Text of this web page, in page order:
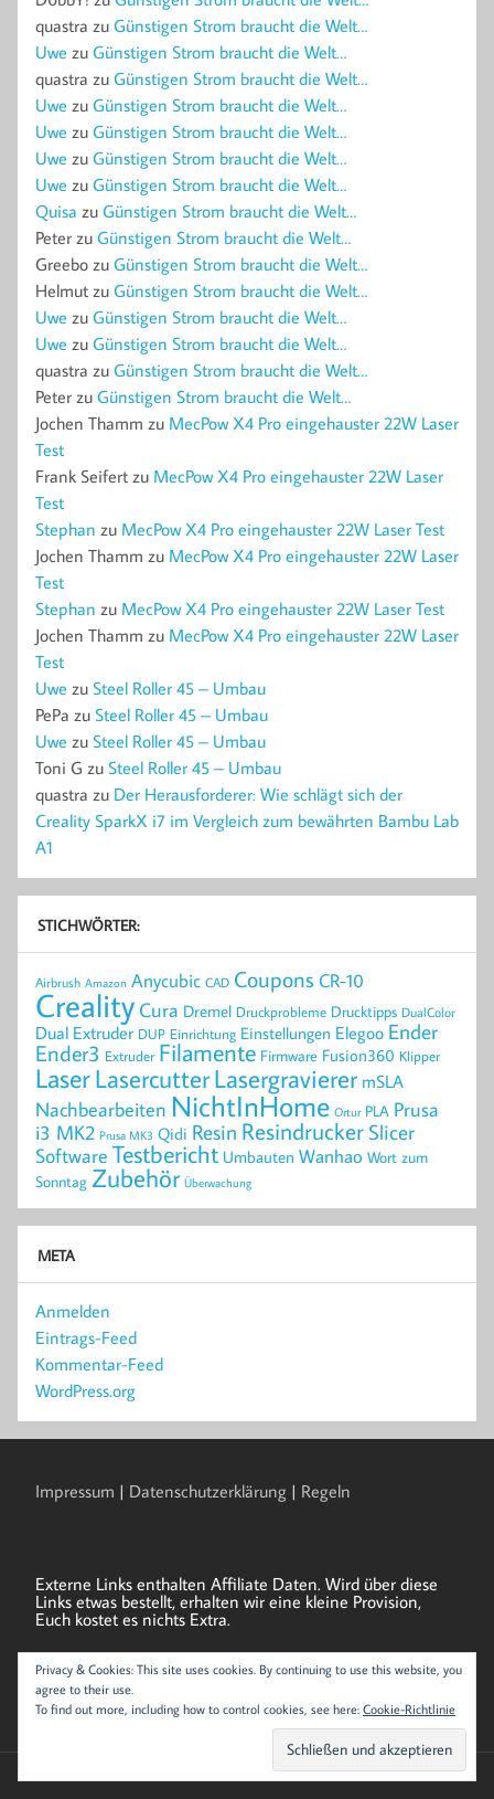
quastra zu Günstigen Strom braucht die Welt…
Uwe zu Günstigen Strom braucht die Welt…
quastra zu Günstigen Strom braucht die Welt…
Uwe zu Günstigen Strom braucht die Welt…
Uwe zu Günstigen Strom braucht die Welt…
Uwe zu Günstigen Strom braucht die Welt…
Uwe zu Günstigen Strom braucht die Welt…
Quisa zu Günstigen Strom braucht die Welt…
Peter zu Günstigen Strom braucht die Welt…
Greebo zu Günstigen Strom braucht die Welt…
Helmut zu Günstigen Strom braucht die Welt…
Uwe zu Günstigen Strom braucht die Welt…
Uwe zu Günstigen Strom braucht die Welt…
quastra zu Günstigen Strom braucht die Welt…
Peter zu Günstigen Strom braucht die Welt…
Jochen Thamm zu MecPow X4 Pro eingehauster 22W Laser
Test
Frank Seifert zu MecPow X4 Pro eingehauster 22W Laser
Test
Stephan zu MecPow X4 Pro eingehauster 22W Laser Test
Jochen Thamm zu MecPow X4 Pro eingehauster 22W Laser
Test
Stephan zu MecPow X4 Pro eingehauster 22W Laser Test
Jochen Thamm zu MecPow X4 Pro eingehauster 22W Laser
Test
Uwe zu Steel Roller 45 – Umbau
PePa zu Steel Roller 45 – Umbau
Uwe zu Steel Roller 45 – Umbau
Toni G zu Steel Roller 45 – Umbau
quastra zu Der Herausforderer: Wie schlägt sich der
Creality SparkX i7 im Vergleich zum bewährten Bambu Lab
A1
STICHWÖRTER:
Airbrush Amazon Anycubic CAD Coupons CR-10
Creality Cura Dremel Druckprobleme Drucktipps DualColor
Dual Extruder DUP Einrichtung Einstellungen Elegoo Ender
Ender3 Extruder Filamente Firmware Fusion360 Klipper
LaserLasercutterLasergravierer mSLA
Nachbearbeiten NichtInHome Ortur PLA Prusa
i3 MK2 Prusa MK3 Qidi Resin Resindrucker Slicer
Software Testbericht Umbauten Wanhao Wort zum
Sonntag Zubehör Überwachung
META
Anmelden
Eintrags-Feed
Kommentar-Feed
WordPress.org
Impressum | Datenschutzerklärung | Regeln
Externe Links enthalten Affiliate Daten. Wird über diese
Links etwas bestellt, erhalten wir eine kleine Provision,
Euch kostet es nichts Extra.
Als Amazon-Partner verdienen wir an qualifizierten
Verkäufen.
Privacy & Cookies: This site uses cookies. By continuing to use this website, you
agree to their use.
To find out more, including how to control cookies, see here: Cookie-Richtlinie